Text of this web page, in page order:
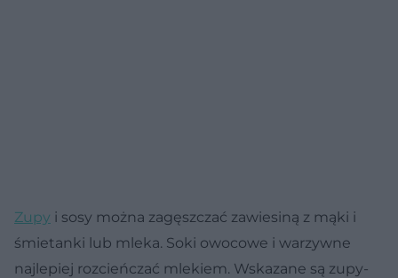
Zupy i sosy można zagęszczać zawiesiną z mąki i
śmietanki lub mleka. Soki owocowe i warzywne
najlepiej rozcieńczać mlekiem. Wskazane są zupy-